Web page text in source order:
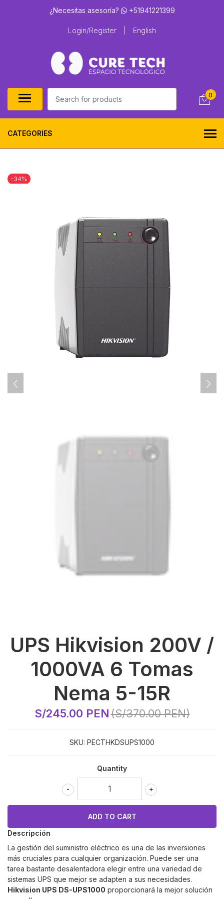
¿Necesitas asesoría? +51941221399
Login/Register English
0
CATEGORIES
-34%
UPS Hikvision 200V /
1000VA 6 Tomas
Nema 5-15R
S/245.00 PEN(S/370.00 PEN)
SKU: PECTHKDSUPS1000
Quantity
+
-
Descripción
La gestión del suministro eléctrico es una de las inversiones
más cruciales para cualquier organización. Puede ser una
tarea bastante desalentadora elegir entre una variedad de
sistemas UPS que mejor se adapten a sus necesidades.
Hikvision UPS DS-UPS1000 proporcionará la mejor solución